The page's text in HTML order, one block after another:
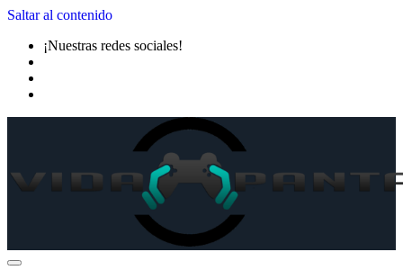
Saltar al contenido
¡Nuestras redes sociales!